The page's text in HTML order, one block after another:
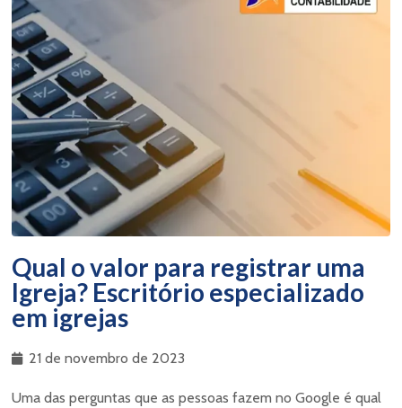
Qual o valor para registrar uma
Igreja? Escritório especializado
em igrejas
21 de novembro de 2023
Uma das perguntas que as pessoas fazem no Google é qual